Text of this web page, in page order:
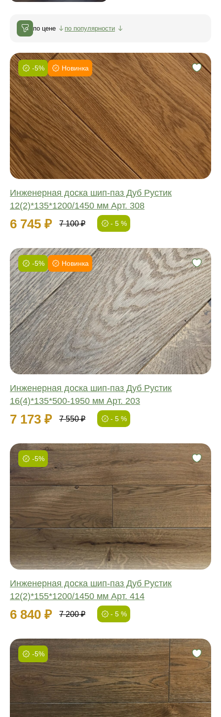
по цене по популярности
-5% Новинка
Инженерная доска шип-паз Дуб Рустик
12(2)*135*1200/1450 мм Арт. 308
6 745 ₽ 7 100 ₽ - 5 %
Фаска:
Соединение:
Обработка:
Длина:
Ширина:
Толщина:
-5% Новинка
Инженерная доска шип-паз Дуб Рустик
16(4)*135*500-1950 мм Арт. 203
7 173 ₽ 7 550 ₽ - 5 %
Фаска:
Соединение:
Обработка:
Длина:
Ширина:
Толщина:
-5%
Инженерная доска шип-паз Дуб Рустик
12(2)*155*1200/1450 мм Арт. 414
6 840 ₽ 7 200 ₽ - 5 %
Фаска:
Соединение:
Обработка:
Длина:
Ширина:
Толщина:
-5%
Фаска:
Соединение:
Обработка:
Длина:
Ширина: